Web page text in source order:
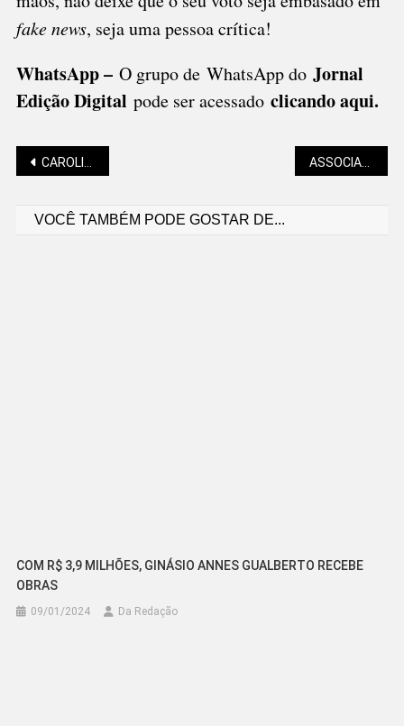
fake news, seja uma pessoa crítica!
WhatsApp – O grupo de WhatsApp doJornal
Edição Digital pode ser acessado clicando aqui.
Navegação
CAROLINA CRISTOFOLINI (VETERINANDO): PLANOS DE SAÚDE PARA PETS
VOCÊ TAMBÉM PODE GOSTAR DE...
COM R$ 3,9 MILHÕES, GINÁSIO ANNES GUALBERTO RECEBE
OBRAS
09/01/2024 Da Redação